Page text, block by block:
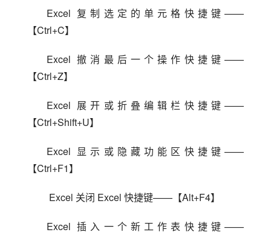
Excel 复制选定的单元格快捷键——
【Ctrl+C】
Excel 撤消最后一个操作快捷键——
【Ctrl+Z】
Excel 展开或折叠编辑栏快捷键——
【Ctrl+Shift+U】
Excel 显示或隐藏功能区快捷键——
【Ctrl+F1】
Excel 关闭 Excel 快捷键——【Alt+F4】
Excel 插入一个新工作表快捷键——